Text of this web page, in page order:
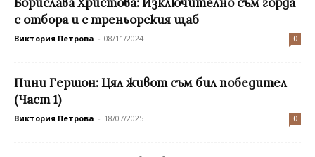
с отбора и с треньорския щаб
Виктория Петрова - 08/11/2024 0
Пини Гершон: Цял живот съм бил победител
(Част 1)
Виктория Петрова - 18/07/2025 0